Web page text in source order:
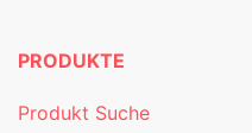
PRODUKTE
Produkt Suche